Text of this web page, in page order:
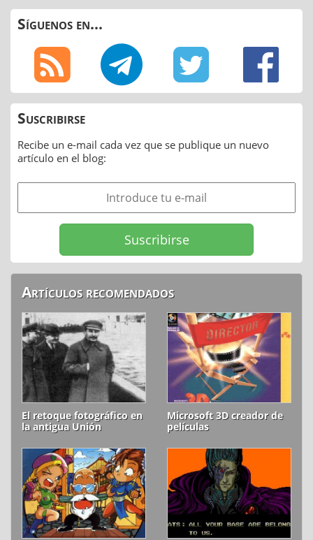
Síguenos en...
Suscribirse
Recibe un e-mail cada vez que se publique un nuevo
artículo en el blog:
Artículos recomendados
El retoque fotográfico en
la antigua Unión
Microsoft 3D creador de
películas